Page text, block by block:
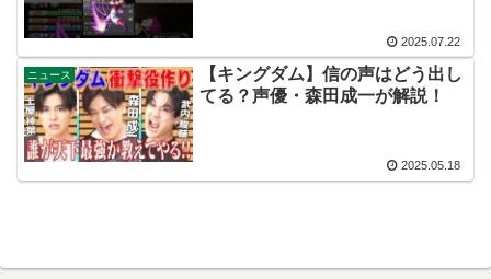
2025.07.22
ニュース
【キングダム】信の声はどう出し
てる？声優・森田成一が解説！
2025.05.18